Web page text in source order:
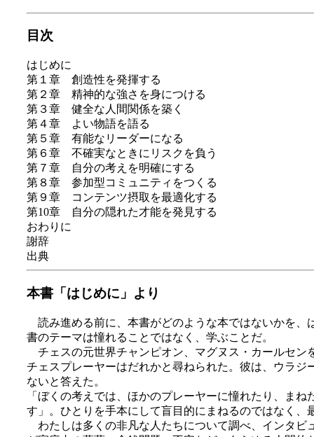
目次
はじめに
第１章 創造性を発揮する
第２章 精神的な強さを身につける
第３章 健全な人間関係を築く
第４章 よい物語を語る
第５章 有能なリーダーになる
第６章 不確実なときにリスクを負う
第７章 自分の考えを明確にする
第８章 参加型コミュニティをつくる
第９章 コンテンツ摂取を最適化する
第10章 自分の隠れた才能を発見する
おわりに
謝辞
出典
本書「はじめに」より
読み進める前に、本書がどのような本ではないかを、
書のテーマは憧れることではなく、学ぶことだ。
チェスの元世界チャンピオン、マグヌス・カールセン
チェスプレーヤーはだれかと尋ねられた。彼は、ウラ
ないと答えた。
「ぼくの考えでは、ほかのプレーヤーに憧れたり、ま
す」。ひとりを手本にして盲目的にまねるのではなく
わたしは多くの非凡な人たちについて調べ、インタビ